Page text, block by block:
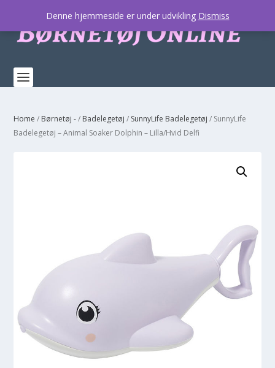
Home / Børnetøj -/ Badelegetøj / SunnyLife Badelegetøj / SunnyLife
Badelegetøj – Animal Soaker Dolphin – Lilla/Hvid Delfi
Denne hjemmeside er under udvikling Dismiss